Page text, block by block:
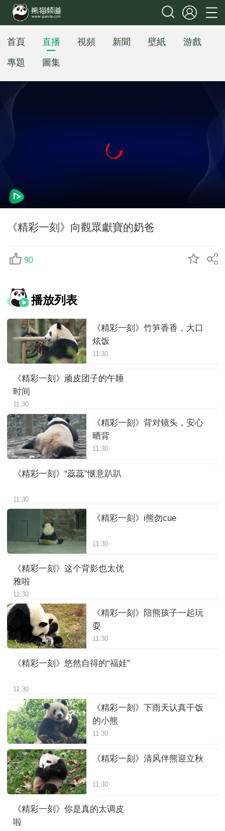
首頁 直播 視頻 新聞 壁紙
游戲
專題
圖集
《精彩一刻》向觀眾獻寶的奶爸
90
播放列表
《精彩一刻》竹笋香香，大口
炫饭
11:30
《精彩一刻》顽皮团子的午睡
时间
11:30
《精彩一刻》背对镜头，安心
晒背
11:30
《精彩一刻》“蕊蕊”惬意趴趴
11:30
《精彩一刻》i熊勿cue
11:30
《精彩一刻》这个背影也太优
雅啦
11:30
《精彩一刻》陪熊孩子一起玩
耍
11:30
《精彩一刻》悠然自得的“福娃”
11:30
《精彩一刻》下雨天认真干饭
的小熊
11:30
《精彩一刻》清风伴熊迎立秋
11:30
《精彩一刻》你是真的太调皮
啦